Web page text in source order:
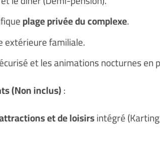
plage privée du complexe.
extérieure familiale.
et les animations nocturnes en
(Non inclus):
et de loisirsintégré